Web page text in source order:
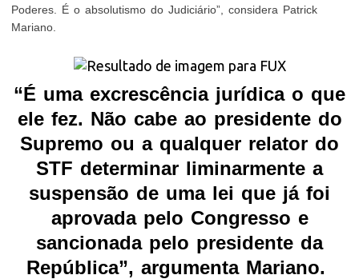
Poderes. É o absolutismo do Judiciário”, considera Patrick
Mariano.
“É uma excrescência jurídica o que
ele fez. Não cabe ao presidente do
Supremo ou a qualquer relator do
STF determinar liminarmente a
suspensão de uma lei que já foi
aprovada pelo Congresso e
sancionada pelo presidente da
República”, argumenta Mariano.